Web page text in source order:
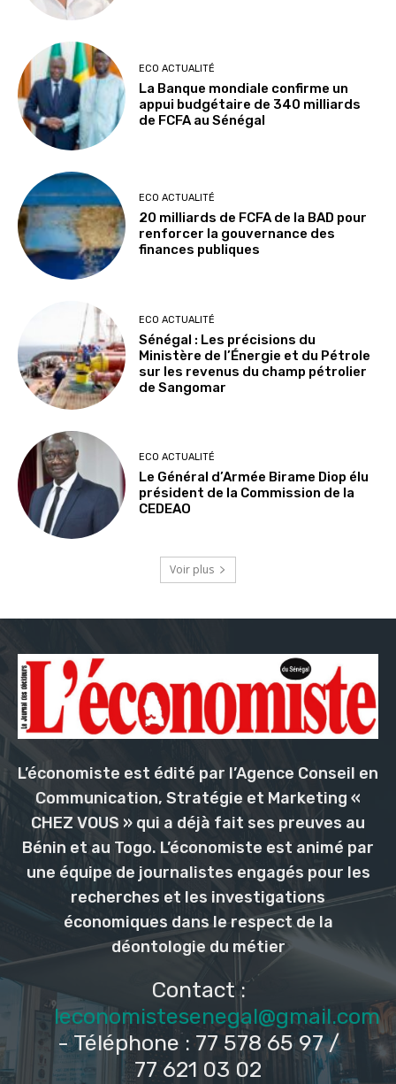
ECO ACTUALITÉ
La Banque mondiale confirme un
appui budgétaire de 340 milliards
de FCFA au Sénégal
ECO ACTUALITÉ
20 milliards de FCFA de la BAD pour
renforcer la gouvernance des
finances publiques
ECO ACTUALITÉ
Sénégal : Les précisions du
Ministère de l’Énergie et du Pétrole
sur les revenus du champ pétrolier
de Sangomar
ECO ACTUALITÉ
Le Général d’Armée Birame Diop élu
président de la Commission de la
CEDEAO
Voir plus
L’économiste est édité par l’Agence Conseil en
Communication, Stratégie et Marketing «
CHEZ VOUS » qui a déjà fait ses preuves au
Bénin et au Togo. L’économiste est animé par
une équipe de journalistes engagés pour les
recherches et les investigations
économiques dans le respect de la
déontologie du métier
Contact :
leconomistesenegal@gmail.com
- Téléphone : 77 578 65 97 /
77 621 03 02